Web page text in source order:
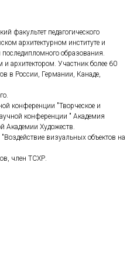
факультет педагогического
архитектурном институте и
образования.
и архитектором. Участник более 60
в России, Германии, Канаде,
конференции "Творческое и
конференции " Академия
Академии Художеств.
визуальных объектов на
член ТСХР.